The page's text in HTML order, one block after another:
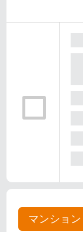
マンション